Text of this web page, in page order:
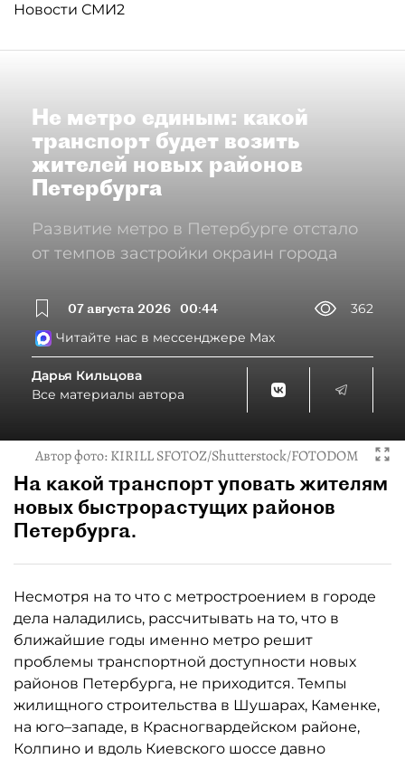
Новости СМИ2
Не метро единым: какой
транспорт будет возить
жителей новых районов
Петербурга
Развитие метро в Петербурге отстало
от темпов застройки окраин города
07 августа 2026 00:44
362
Читайте нас в мессенджере Max
Дарья Кильцова
Все материалы автора
Автор фото:KIRILL SFOTOZ/Shutterstock/FOTODOM
На какой транспорт уповать жителям
новых быстрорастущих районов
Петербурга.
Несмотря на то что с метростроением в городе
дела наладились, рассчитывать на то, что в
ближайшие годы именно метро решит
проблемы транспортной доступности новых
районов Петербурга, не приходится. Темпы
жилищного строительства в Шушарах, Каменке,
на юго–западе, в Красногвардейском районе,
Колпино и вдоль Киевского шоссе давно